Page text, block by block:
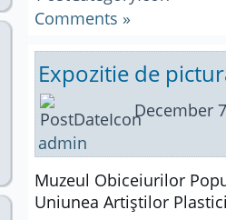
Comments »
Expozitie de
December
admin
Muzeul Obiceiurilor
Uniunea Artiştilor